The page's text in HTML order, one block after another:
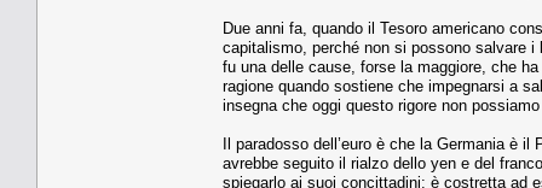
Due anni fa, quando il Tesoro americano
capitalismo, perché non si possono salvare i
fu una delle cause, forse la maggiore, che
ragione quando sostiene che impegnarsi a
insegna che oggi questo rigore non
Il paradosso dell’euro è che la Germania è
avrebbe seguito il rialzo dello yen e del
spiegarlo ai suoi concittadini: è costretta ad